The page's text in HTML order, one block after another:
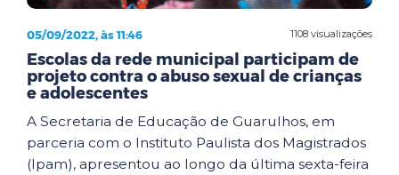
1108 visualizações
05/09/2022, às 11:46
Escolas da rede municipal participam de
projeto contra o abuso sexual de crianças
e adolescentes
A Secretaria de Educação de Guarulhos, em
parceria com o Instituto Paulista dos Magistrados
(Ipam), apresentou ao longo da última sexta-feira